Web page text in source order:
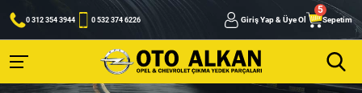
0 312 354 3944 0 532 374 6226 Giriş Yap & Üye Ol Sepetim